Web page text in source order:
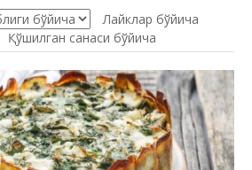
Лайклар бўйича
Қўшилган санаси бўйича